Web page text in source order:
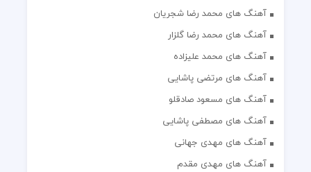
آهنگ های محمد رضا شجریان
آهنگ های محمد رضا گلزار
آهنگ های محمد علیزاده
آهنگ های مرتضی پاشایی
آهنگ های مسعود صادقلو
آهنگ های مصطفی پاشایی
آهنگ های مهدی جهانی
آهنگ های مهدی مقدم